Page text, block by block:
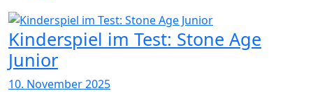
Kinderspiel im Test: Stone Age
Junior
10. November 2025